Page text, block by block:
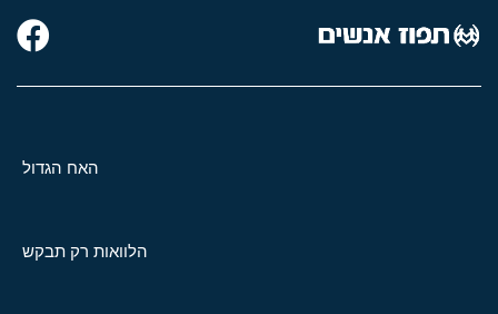
האח הגדול
הלוואות רק תבקש